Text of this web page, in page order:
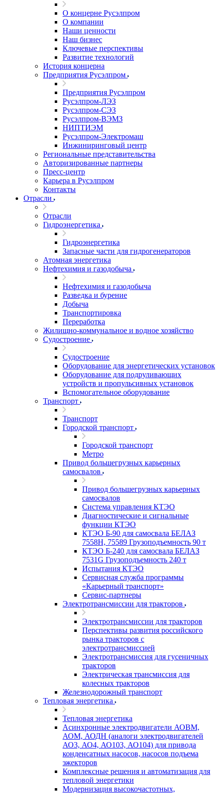
О концерне Русэлпром
О компании
Наши ценности
Наш бизнес
Ключевые перспективы
Развитие технологий
История концерна
Предприятия Русэлпром
Предприятия Русэлпром
Русэлпром-ЛЭЗ
Русэлпром-СЭЗ
Русэлпром-ВЭМЗ
НИПТИЭМ
Русэлпром-Электромаш
Инжиниринговый центр
Региональные представительства
Авторизированные партнеры
Пресс-центр
Карьера в Русэлпром
Контакты
Отрасли
Отрасли
Гидроэнергетика
Гидроэнергетика
Запасные части для гидрогенераторов
Атомная энергетика
Нефтехимия и газодобыча
Нефтехимия и газодобыча
Разведка и бурение
Добыча
Транспортировка
Переработка
Жилищно-коммунальное и водное хозяйство
Судостроение
Судостроение
Оборудование для энергетических установок
Оборудование для подруливающих
устройств и пропульсивных установок
Вспомогательное оборудование
Транспорт
Транспорт
Городской транспорт
Городской транспорт
Метро
Привод большегрузных карьерных
самосвалов
Привод большегрузных карьерных
самосвалов
Система управления КТЭО
Диагностические и сигнальные
функции КТЭО
КТЭО Б-90 для самосвала БЕЛАЗ
7558H, 75589 Грузоподъемность 90 т
КТЭО Б-240 для самосвала БЕЛАЗ
7531G Грузоподъемность 240 т
Испытания КТЭО
Сервисная служба программы
«Карьерный транспорт»
Сервис-партнеры
Электротрансмиссии для тракторов
Электротрансмиссии для тракторов
Перспективы развития российского
рынка тракторов с
электротрансмиссией
Электротрансмиссия для гусеничных
тракторов
Электрическая трансмиссия для
колесных тракторов
Железнодорожный транспорт
Тепловая энергетика
Тепловая энергетика
Асинхронные электродвигатели АОВМ,
АОМ, АОДН (аналоги электродвигателей
АО3, АО4, АО103, АО104) для привода
конденсатных насосов, насосов подъема
эжекторов
Комплексные решения и автоматизация для
тепловой энергетики
Модернизация высокочастотных,